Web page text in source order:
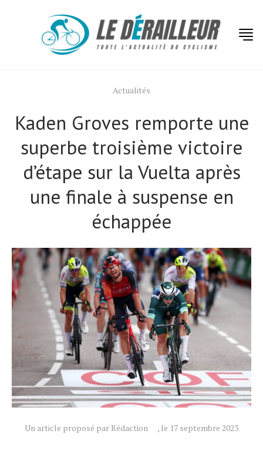
Actualités
Kaden Groves remporte une
superbe troisième victoire
d’étape sur la Vuelta après
une finale à suspense en
échappée
Un article proposé par Rédaction , le 17 septembre 2023